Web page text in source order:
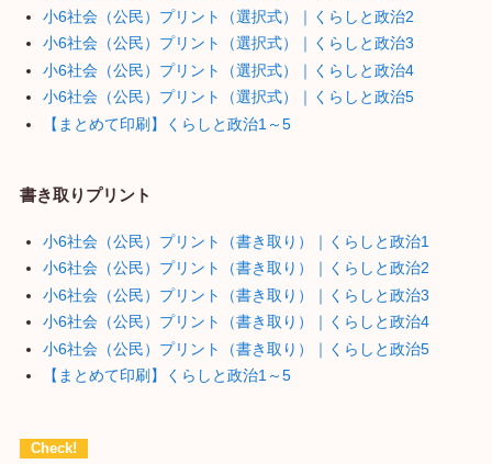
小6社会（公民）プリント（選択式）｜くらしと政治2
小6社会（公民）プリント（選択式）｜くらしと政治3
小6社会（公民）プリント（選択式）｜くらしと政治4
小6社会（公民）プリント（選択式）｜くらしと政治5
【まとめて印刷】くらしと政治1～5
書き取りプリント
小6社会（公民）プリント（書き取り）｜くらしと政治1
小6社会（公民）プリント（書き取り）｜くらしと政治2
小6社会（公民）プリント（書き取り）｜くらしと政治3
小6社会（公民）プリント（書き取り）｜くらしと政治4
小6社会（公民）プリント（書き取り）｜くらしと政治5
【まとめて印刷】くらしと政治1～5